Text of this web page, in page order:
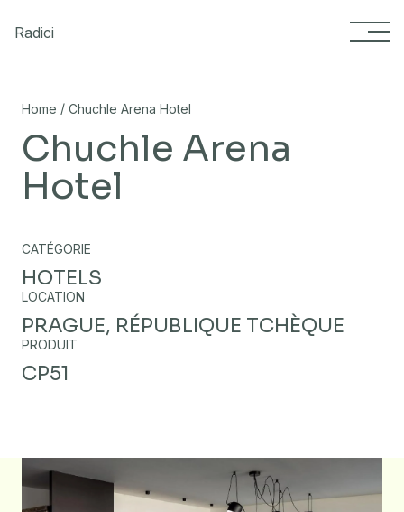
Radici
Home / Chuchle Arena Hotel
Chuchle Arena
Hotel
CATÉGORIE
HOTELS
LOCATION
PRAGUE, RÉPUBLIQUE TCHÈQUE
PRODUIT
CP51